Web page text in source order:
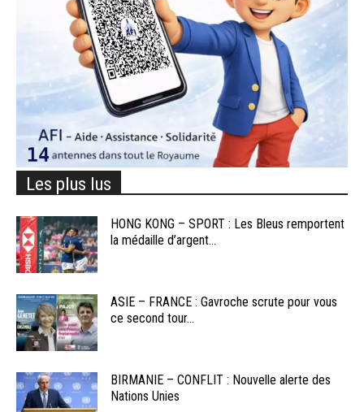
Les plus lus
HONG KONG – SPORT : Les Bleus remportent
la médaille d’argent...
ASIE – FRANCE : Gavroche scrute pour vous
ce second tour...
BIRMANIE – CONFLIT : Nouvelle alerte des
Nations Unies